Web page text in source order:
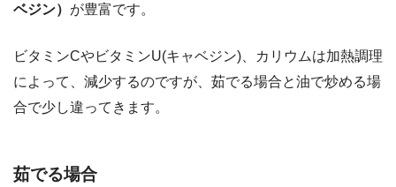
ベジン） が豊富です。
ビタミンCやビタミンU(キャベジン)、カリウムは加熱調理
によって、減少するのですが、茹でる場合と油で炒める場
合で少し違ってきます。
茹でる場合